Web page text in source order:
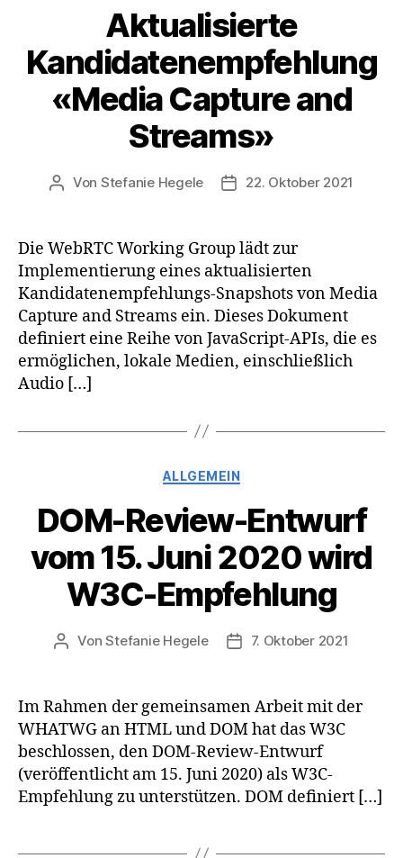
Aktualisierte
Kandidatenempfehlung
«Media Capture and
Streams»
Beitragsautor
Von Stefanie Hegele Veröffentlichungsdatum
22. Oktober 2021
Die WebRTC Working Group lädt zur
Implementierung eines aktualisierten
Kandidatenempfehlungs-Snapshots von Media
Capture and Streams ein. Dieses Dokument
definiert eine Reihe von JavaScript-APIs, die es
ermöglichen, lokale Medien, einschließlich
Audio […]
Kategorien
ALLGEMEIN
DOM-Review-Entwurf
vom 15. Juni 2020 wird
W3C-Empfehlung
Beitragsautor
VonStefanie Hegele Veröffentlichungsdatum
7. Oktober 2021
Im Rahmen der gemeinsamen Arbeit mit der
WHATWG an HTML und DOM hat das W3C
beschlossen, den DOM-Review-Entwurf
(veröffentlicht am 15. Juni 2020) als W3C-
Empfehlung zu unterstützen. DOM definiert […]